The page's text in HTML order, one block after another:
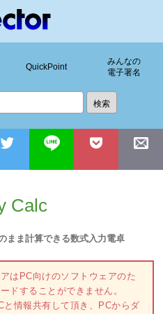
QuickPoint
みんなの
電子署名
Calc
まま計算できる数式入力電卓
はPC向けのソフトウェアのた
ドすることができません。
情報共有して頂き、PCからダ